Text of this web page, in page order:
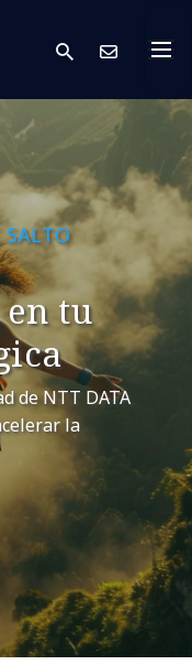
search
SALTO
tu
de NTT DATA
la